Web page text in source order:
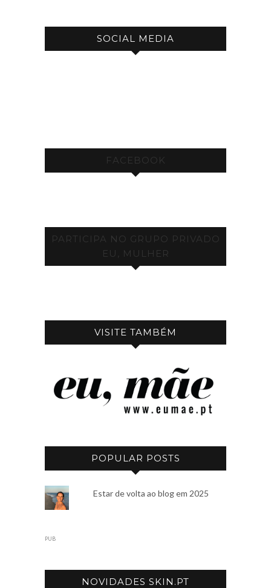
SOCIAL MEDIA
FACEBOOK
PARTICIPA NO GRUPO PRIVADO
EU, MULHER
VISITE TAMBÉM
POPULAR POSTS
Estar de volta ao blog em 2025
PUB
NOVIDADES SKIN.PT